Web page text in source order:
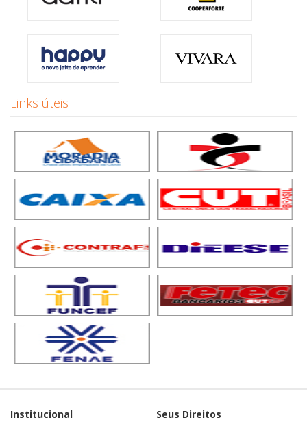
Links úteis
Institucional Seus Direitos